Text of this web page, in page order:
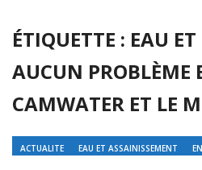
ECONOMIE
ENVIRONNEMENT
INDUSTRIE
SOCIETE
ÉTIQUETTE : EAU
AUCUN PROBLÈME
CAMWATER ET LE
ACTUALITE EAU ET ASSAINISSEMENT